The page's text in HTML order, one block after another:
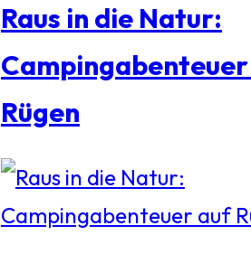
Raus in die Natur:
Rügen